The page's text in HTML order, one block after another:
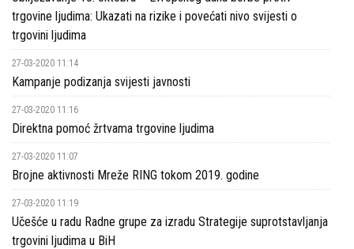
trgovine ljudima: Ukazati na rizike i povećati nivo svijesti o
trgovini ljudima
27-03-2020 11:14
Kampanje podizanja svijesti javnosti
27-03-2020 11:16
Direktna pomoć žrtvama trgovine ljudima
27-03-2020 11:07
Brojne aktivnosti Mreže RING tokom 2019. godine
27-03-2020 11:19
Učešće u radu Radne grupe za izradu Strategije suprotstavljanja
trgovini ljudima u BiH